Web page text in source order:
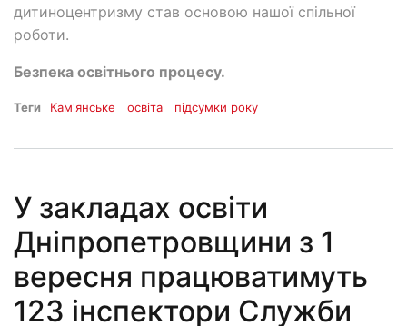
дитиноцентризму став основою нашої спільної
роботи.
Безпека освітнього процесу.
Теги Кам'янське освіта підсумки року
У закладах освіти
Дніпропетровщини з 1
вересня працюватимуть
123 інспектори Служби